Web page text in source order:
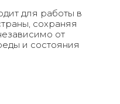
для работы в
сохраняя
от
и состояния